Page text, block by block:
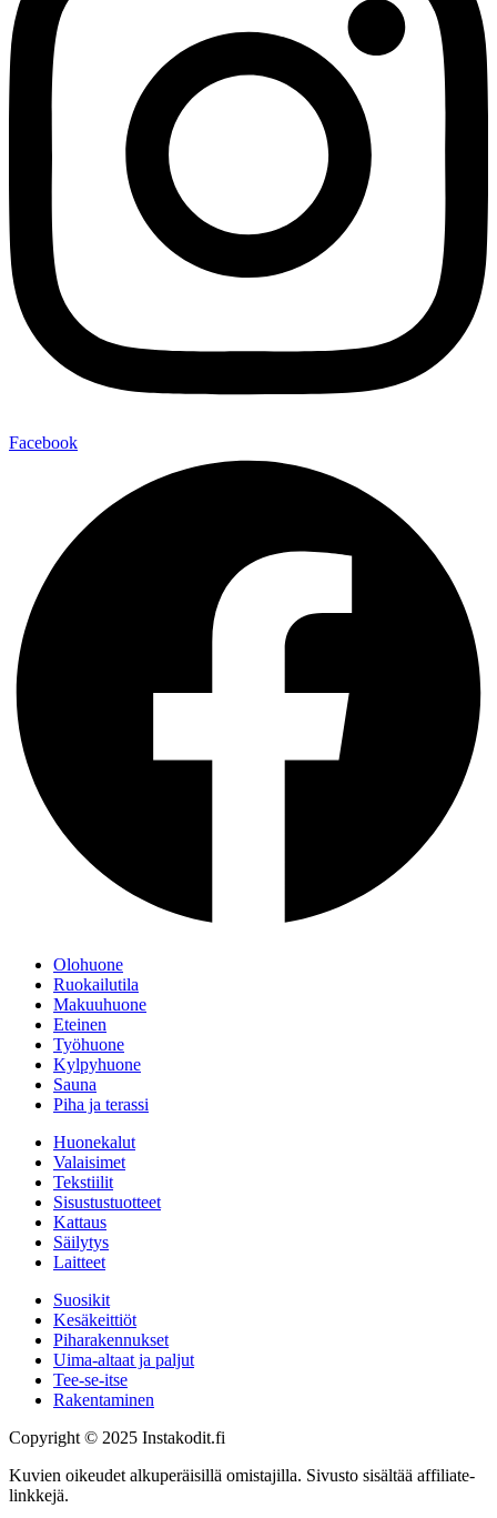
Facebook
Olohuone
Ruokailutila
Makuuhuone
Eteinen
Työhuone
Kylpyhuone
Sauna
Piha ja terassi
Huonekalut
Valaisimet
Tekstiilit
Sisustustuotteet
Kattaus
Säilytys
Laitteet
Suosikit
Kesäkeittiöt
Piharakennukset
Uima-altaat ja paljut
Tee-se-itse
Rakentaminen
Copyright © 2025 Instakodit.fi
Kuvien oikeudet alkuperäisillä omistajilla. Sivusto sisältää affiliate-
linkkejä.